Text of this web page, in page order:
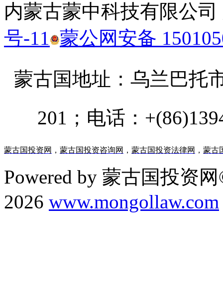
内蒙古蒙中科技有限公
号-11 蒙公网安备
蒙古国地址： 乌兰巴托
201；电话：
蒙古国投资网 ， 蒙古国投资咨询网 ， 蒙古国投资法律网 ， 蒙古
Powered by 蒙古国投资
2026 www.mongollaw.com